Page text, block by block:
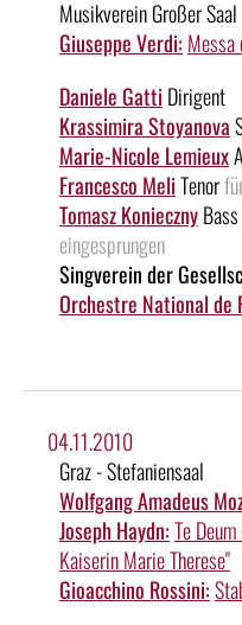
Musikverein Großer Saal
Giuseppe Verdi: Messa
Daniele Gatti Dirigent
Krassimira Stoyanova
Marie-Nicole Lemieux
Francesco MeliTenor
Tomasz KoniecznyBass
eingesprungen
Singverein der
Orchestre National de
04.11.2010
Graz - Stefaniensaal
Wolfgang Amadeus
Joseph Haydn:Te
Kaiserin Marie Therese"
Gioacchino Rossini: